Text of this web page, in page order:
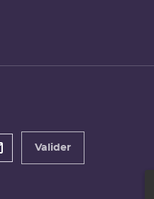
Valider